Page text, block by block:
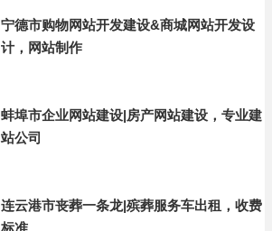
宁德市购物网站开发建设&商城网站开发设
计，网站制作
蚌埠市企业网站建设|房产网站建设，专业建
站公司
连云港市丧葬一条龙|殡葬服务车出租，收费
标准